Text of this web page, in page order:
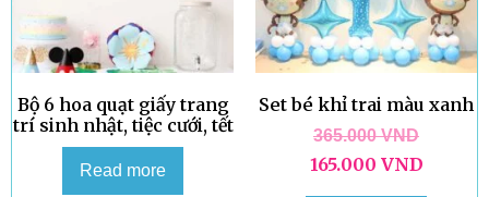
Bộ 6 hoa quạt giấy trang
trí sinh nhật, tiệc cưới, tết
Read more
Set bé khỉ trai màu xanh
365.000VND
165.000 VND